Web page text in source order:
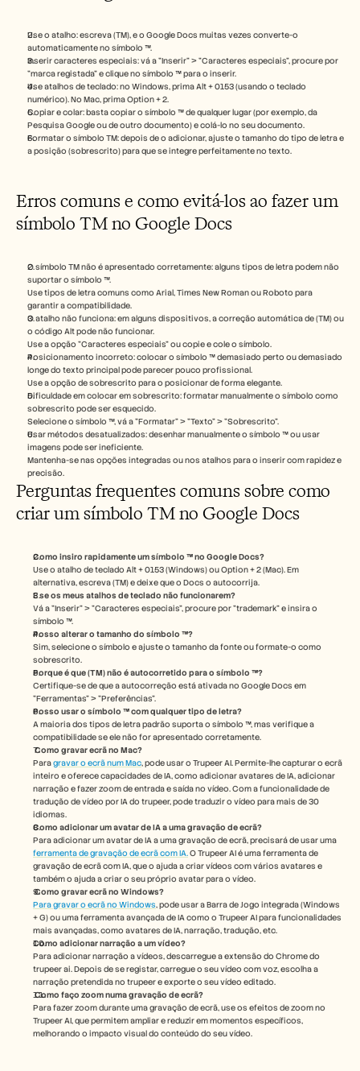
Use o atalho: escreva (TM), e o Google Docs muitas vezes converte-o
automaticamente no símbolo ™.
Inserir caracteres especiais: vá a "Inserir" > "Caracteres especiais", procure por
"marca registada" e clique no símbolo ™ para o inserir.
Use atalhos de teclado: no Windows, prima Alt + 0153 (usando o teclado
numérico). No Mac, prima Option + 2.
Copiar e colar: basta copiar o símbolo ™ de qualquer lugar (por exemplo, da
Pesquisa Google ou de outro documento) e colá-lo no seu documento.
Formatar o símbolo TM: depois de o adicionar, ajuste o tamanho do tipo de letra e
a posição (sobrescrito) para que se integre perfeitamente no texto.
Erros comuns e como evitá-los ao fazer um
símbolo TM no Google Docs
O símbolo TM não é apresentado corretamente: alguns tipos de letra podem não
suportar o símbolo ™.
Use tipos de letra comuns como Arial, Times New Roman ou Roboto para
garantir a compatibilidade.
O atalho não funciona: em alguns dispositivos, a correção automática de (TM) ou
o código Alt pode não funcionar.
Use a opção "Caracteres especiais" ou copie e cole o símbolo.
Posicionamento incorreto: colocar o símbolo ™ demasiado perto ou demasiado
longe do texto principal pode parecer pouco profissional.
Use a opção de sobrescrito para o posicionar de forma elegante.
Dificuldade em colocar em sobrescrito: formatar manualmente o símbolo como
sobrescrito pode ser esquecido.
Selecione o símbolo ™, vá a "Formatar" > "Texto" > "Sobrescrito".
Usar métodos desatualizados: desenhar manualmente o símbolo ™ ou usar
imagens pode ser ineficiente.
Mantenha-se nas opções integradas ou nos atalhos para o inserir com rapidez e
precisão.
Perguntas frequentes comuns sobre como
criar um símbolo TM no Google Docs
Como insiro rapidamente um símbolo ™ no Google Docs?
Use o atalho de teclado Alt + 0153 (Windows) ou Option + 2 (Mac). Em
alternativa, escreva (TM) e deixe que o Docs o autocorrija.
E se os meus atalhos de teclado não funcionarem?
Vá a "Inserir" > "Caracteres especiais", procure por "trademark" e insira o
símbolo ™.
Posso alterar o tamanho do símbolo ™?
Sim, selecione o símbolo e ajuste o tamanho da fonte ou formate-o como
sobrescrito.
Porque é que (TM) não é autocorretido para o símbolo ™?
Certifique-se de que a autocorreção está ativada no Google Docs em
"Ferramentas" > "Preferências".
Posso usar o símbolo ™ com qualquer tipo de letra?
A maioria dos tipos de letra padrão suporta o símbolo ™, mas verifique a
compatibilidade se ele não for apresentado corretamente.
Como gravar ecrã no Mac?
Para gravar o ecrã num Mac, pode usar o Trupeer AI. Permite-lhe capturar o ecrã
inteiro e oferece capacidades de IA, como adicionar avatares de IA, adicionar
narração e fazer zoom de entrada e saída no vídeo. Com a funcionalidade de
tradução de vídeo por IA do trupeer, pode traduzir o vídeo para mais de 30
idiomas.
Como adicionar um avatar de IA a uma gravação de ecrã?
ferramenta de gravação de ecrã com IA. O Trupeer AI é uma ferramenta de
gravação de ecrã com IA, que o ajuda a criar vídeos com vários avatares e
também o ajuda a criar o seu próprio avatar para o vídeo.
Como gravar ecrã no Windows?
Para gravar o ecrã no Windows, pode usar a Barra de Jogo integrada (Windows
+ G) ou uma ferramenta avançada de IA como o Trupeer AI para funcionalidades
mais avançadas, como avatares de IA, narração, tradução, etc.
Como adicionar narração a um vídeo?
Para adicionar narração a vídeos, descarregue a extensão do Chrome do
trupeer ai. Depois de se registar, carregue o seu vídeo com voz, escolha a
narração pretendida no trupeer e exporte o seu vídeo editado.
Como faço zoom numa gravação de ecrã?
Para fazer zoom durante uma gravação de ecrã, use os efeitos de zoom no
Trupeer AI, que permitem ampliar e reduzir em momentos específicos,
melhorando o impacto visual do conteúdo do seu vídeo.